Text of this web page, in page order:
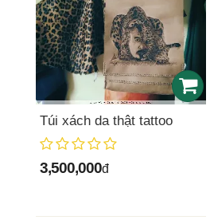
Túi xách da thật tattoo
3,500,000đ